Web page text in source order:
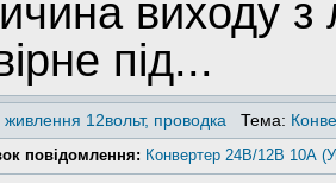
виходу з
під...
12вольт, проводка Тема:
повідомлення: Конвертер 24В/12В 10А